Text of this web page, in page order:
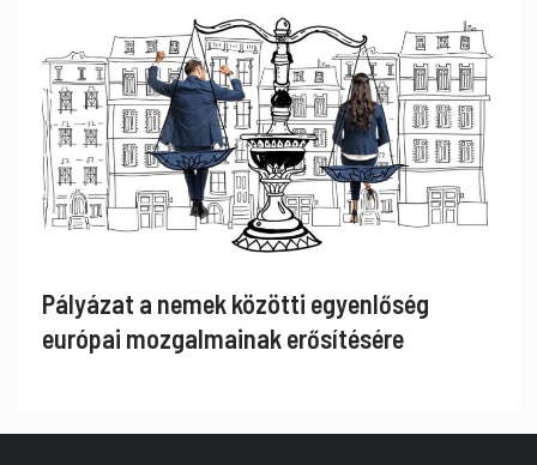
Pályázat a nemek közötti egyenlőség
európai mozgalmainak erősítésére